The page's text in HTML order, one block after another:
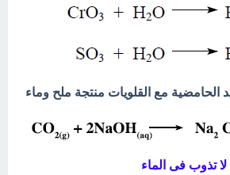
الحامضية مع القلويات منتجة ملح وماء
تذوب فى الماء